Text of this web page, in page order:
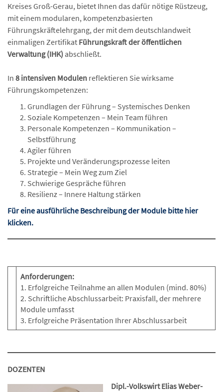
Kreises Groß-Gerau, bietet Ihnen das dafür nötige Rüstzeug,
mit einem modularen, kompetenzbasierten
Führungskräftelehrgang, der mit dem deutschlandweit
einmaligen Zertifikat Führungskraft der öffentlichen
Verwaltung (IHK) abschließt.
In 8 intensiven Modulen reflektieren Sie wirksame
Führungskompetenzen:
Grundlagen der Führung – Systemisches Denken
Soziale Kompetenzen – Mein Team führen
Personale Kompetenzen – Kommunikation –
Selbstführung
Agiler führen
Projekte und Veränderungsprozesse leiten
Strategie – Mein Weg zum Ziel
Schwierige Gespräche führen
Resilienz – Innere Haltung stärken
Für eine ausführliche Beschreibung der Module bitte hier
klicken.
Anforderungen:
1. Erfolgreiche Teilnahme an allen Modulen (mind. 80%)
2. Schriftliche Abschlussarbeit: Praxisfall, der mehrere
Module umfasst
3. Erfolgreiche Präsentation Ihrer Abschlussarbeit
DOZENTEN
Dipl.-Volkswirt Elias Weber-